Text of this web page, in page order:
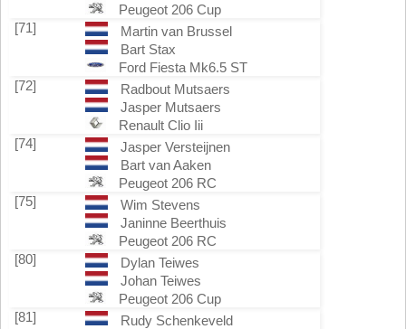
Peugeot 206 Cup
[71]
Martin van Brussel
Bart Stax
Ford Fiesta Mk6.5 ST
[72]
Radbout Mutsaers
Jasper Mutsaers
Renault Clio Iii
[74]
Jasper Versteijnen
Bart van Aaken
Peugeot 206 RC
[75]
Wim Stevens
Janinne Beerthuis
Peugeot 206 RC
[80]
Dylan Teiwes
Johan Teiwes
Peugeot 206 Cup
[81]
Rudy Schenkeveld